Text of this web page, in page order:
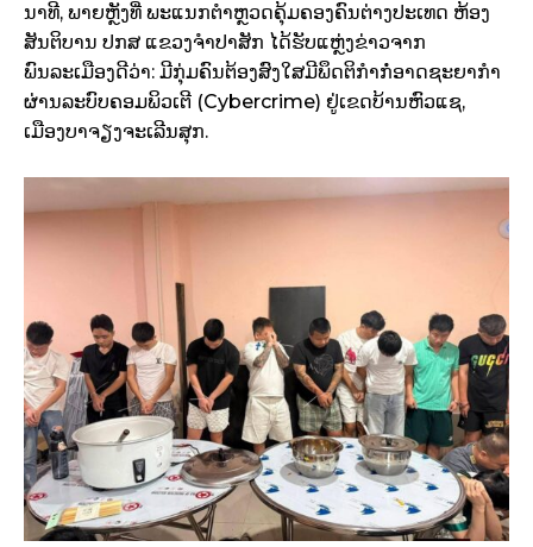
ນາທີ, ພາຍຫຼັງທີ່ ພະແນກຕຳຫຼວດຄຸ້ມຄອງຄົນຕ່າງປະເທດ ຫ້ອງ
ສັນຕິບານ ປກສ ແຂວງຈຳປາສັກ ໄດ້ຮັບແຫຼ່ງຂ່າວຈາກ
ພົນລະເມືອງດີວ່າ: ມີກຸ່ມຄົນຕ້ອງສົງໃສມີພຶດຕິກຳກໍ່ອາດຊະຍາກຳ
ຜ່ານລະບົບຄອມພິວເຕີ (Cybercrime) ຢູ່ເຂດບ້ານຫົວແຊ,
ເມືອງບາຈຽງຈະເລີນສຸກ.